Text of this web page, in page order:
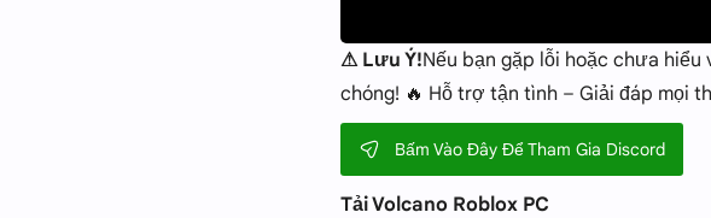
⚠ Lưu Ý!Nếu bạn gặp lỗi hoặc chưa
chóng! 🔥 Hỗ trợ tận tình – Giải đáp mọi
Bấm Vào Đây Để Tham Gia Discord
Tải Volcano Roblox PC